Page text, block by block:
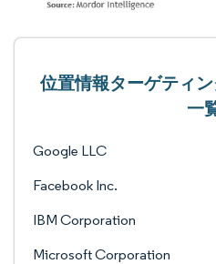
位置情報ターゲティ
一
Google LLC
Facebook Inc.
IBM Corporation
Microsoft Corporation